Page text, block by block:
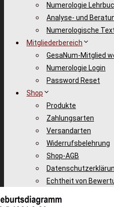
Numerologie
Analyse- und
Numerologische
Mitgliederbereich
GesaNum-Mitglied
Numerologie Login
Password Reset
Shop
Produkte
Zahlungsarten
Versandarten
Widerrufsbelehrung
Shop-AGB
Echtheit von